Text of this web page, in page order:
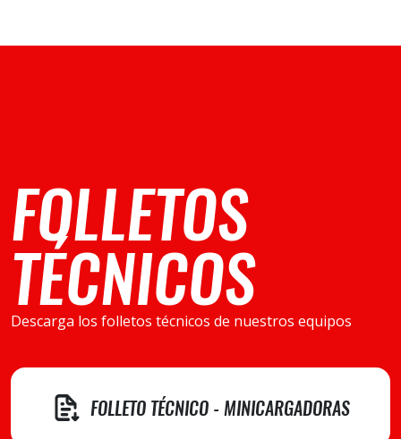
FOLLETOS
TÉCNICOS
Descarga los folletos técnicos de nuestros equipos
FOLLETO TÉCNICO - MINICARGADORAS